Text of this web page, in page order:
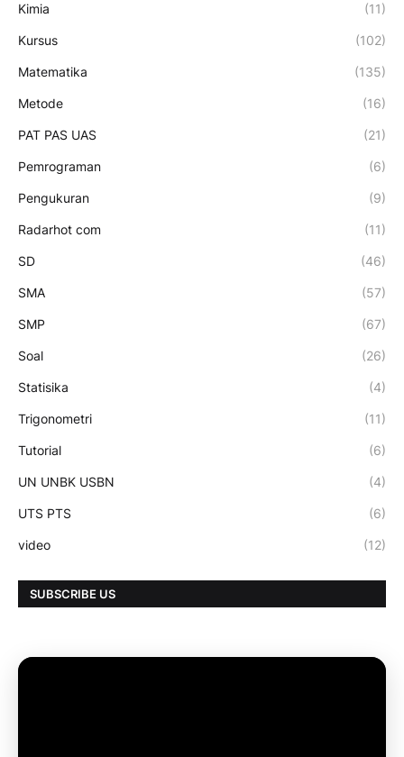
Kimia (11)
Kursus (102)
Matematika (135)
Metode (16)
PAT PAS UAS (21)
Pemrograman (6)
Pengukuran (9)
Radarhot com (11)
SD (46)
SMA (57)
SMP (67)
Soal (26)
Statisika (4)
Trigonometri (11)
Tutorial (6)
UN UNBK USBN (4)
UTS PTS (6)
video (12)
SUBSCRIBE US